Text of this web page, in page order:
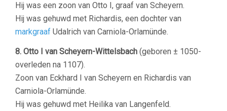
Hij was een zoon van Otto I, graaf van Scheyern.
Hij was gehuwd met Richardis, een dochter van
markgraaf Udalrich van Carniola-Orlamünde.
8. Otto I van Scheyern-Wittelsbach (geboren ± 1050-
overleden na 1107).
Zoon van Eckhard I van Scheyern en Richardis van
Carniola-Orlamünde.
Hij was gehuwd met Heilika van Langenfeld.